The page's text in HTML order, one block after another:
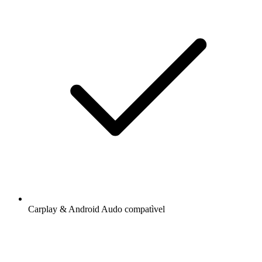
Carplay & Android Audo compatìvel